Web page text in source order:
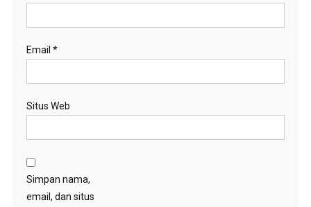
Email *
Situs Web
Simpan nama,
email, dan situs